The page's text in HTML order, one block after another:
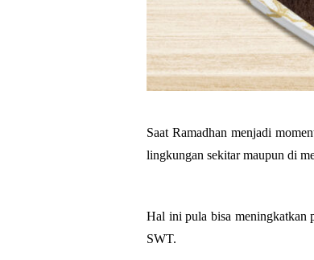
Saat Ramadhan menjadi
lingkungan sekitar maupun di
Hal ini pula bisa meningkatkan
SWT.